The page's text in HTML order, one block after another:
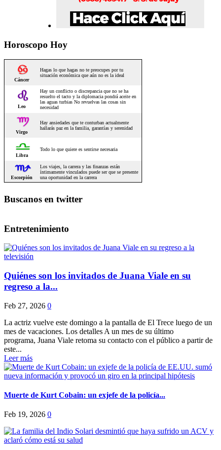
Horoscopo Hoy
Buscanos en twitter
Entretenimiento
Quiénes son los invitados de Juana Viale en su
regreso a la...
Feb 27, 2026 0
La actriz vuelve este domingo a la pantalla de El Trece luego de un
mes de vacaciones. Los detalles A un mes de su último
programa, Juana Viale retoma su contacto con el público a partir de
este...
Leer más
Muerte de Kurt Cobain: un exjefe de la policía...
Feb 19, 2026 0